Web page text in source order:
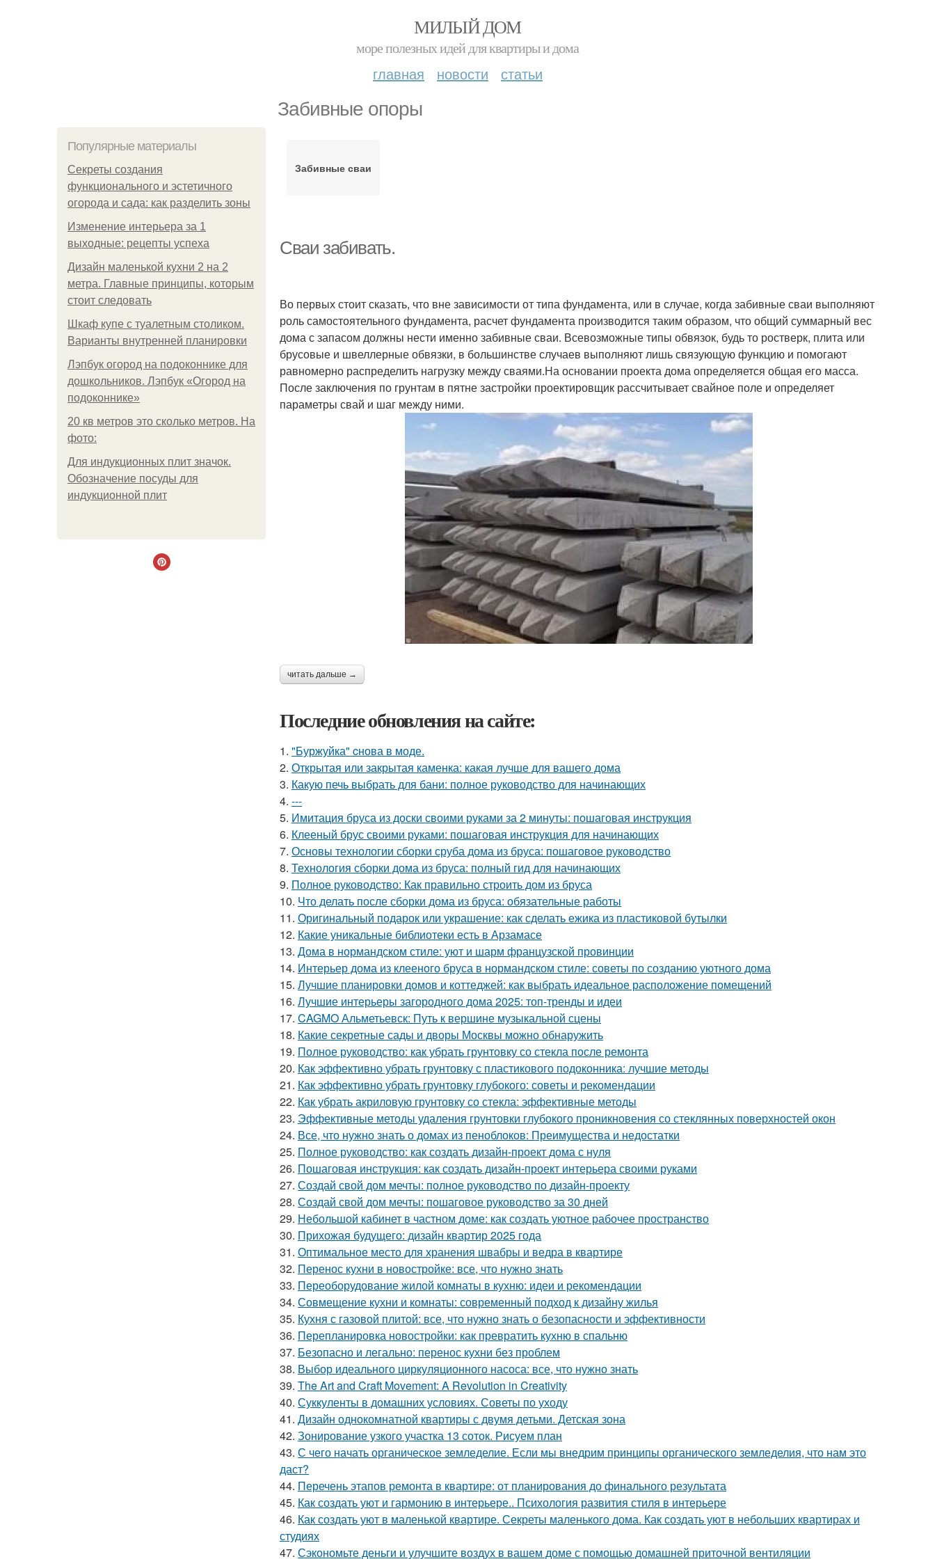
МИЛЫЙ ДОМ
море полезных идей для квартиры и дома
главная новости статьи
Забивные опоры
Популярные материалы
Секреты создания
функционального и эстетичного
огорода и сада: как разделить зоны
Изменение интерьера за 1
выходные: рецепты успеха
Дизайн маленькой кухни 2 на 2
метра. Главные принципы, которым
стоит следовать
Шкаф купе с туалетным столиком.
Варианты внутренней планировки
Лэпбук огород на подоконнике для
дошкольников. Лэпбук «Огород на
подоконнике»
20 кв метров это сколько метров. На
фото:
Для индукционных плит значок.
Обозначение посуды для
индукционной плит
Забивные сваи
Сваи забивать.
Во первых стоит сказать, что вне зависимости от типа фундамента, или в случае, когда забивные сваи выполняют
роль самостоятельного фундамента, расчет фундамента производится таким образом, что общий суммарный вес
дома с запасом должны нести именно забивные сваи. Всевозможные типы обвязок, будь то ростверк, плита или
брусовые и швеллерные обвязки, в большинстве случаев выполняют лишь связующую функцию и помогают
равномерно распределить нагрузку между сваями.На основании проекта дома определяется общая его масса.
После заключения по грунтам в пятне застройки проектировщик рассчитывает свайное поле и определяет
параметры свай и шаг между ними.
читать дальше →
Последние обновления на сайте:
1. "Буржуйка" cнова в моде.
2. Открытая или закрытая каменка: какая лучше для вашего дома
3. Какую печь выбрать для бани: полное руководство для начинающих
4. ---
5. Имитация бруса из доски своими руками за 2 минуты: пошаговая инструкция
6. Клееный брус своими руками: пошаговая инструкция для начинающих
7. Основы технологии сборки сруба дома из бруса: пошаговое руководство
8. Технология сборки дома из бруса: полный гид для начинающих
9. Полное руководство: Как правильно строить дом из бруса
10. Что делать после сборки дома из бруса: обязательные работы
11. Оригинальный подарок или украшение: как сделать ежика из пластиковой бутылки
12. Какие уникальные библиотеки есть в Арзамасе
13. Дома в нормандском стиле: уют и шарм французской провинции
14. Интерьер дома из клееного бруса в нормандском стиле: советы по созданию уютного дома
15. Лучшие планировки домов и коттеджей: как выбрать идеальное расположение помещений
16. Лучшие интерьеры загородного дома 2025: топ-тренды и идеи
17. CAGMO Альметьевск: Путь к вершине музыкальной сцены
18. Какие секретные сады и дворы Москвы можно обнаружить
19. Полное руководство: как убрать грунтовку со стекла после ремонта
20. Как эффективно убрать грунтовку с пластикового подоконника: лучшие методы
21. Как эффективно убрать грунтовку глубокого: советы и рекомендации
22. Как убрать акриловую грунтовку со стекла: эффективные методы
23. Эффективные методы удаления грунтовки глубокого проникновения со стеклянных поверхностей окон
24. Все, что нужно знать о домах из пеноблоков: Преимущества и недостатки
25. Полное руководство: как создать дизайн-проект дома с нуля
26. Пошаговая инструкция: как создать дизайн-проект интерьера своими руками
27. Создай свой дом мечты: полное руководство по дизайн-проекту
28. Создай свой дом мечты: пошаговое руководство за 30 дней
29. Небольшой кабинет в частном доме: как создать уютное рабочее пространство
30. Прихожая будущего: дизайн квартир 2025 года
31. Оптимальное место для хранения швабры и ведра в квартире
32. Перенос кухни в новостройке: все, что нужно знать
33. Переоборудование жилой комнаты в кухню: идеи и рекомендации
34. Совмещение кухни и комнаты: современный подход к дизайну жилья
35. Кухня с газовой плитой: все, что нужно знать о безопасности и эффективности
36. Перепланировка новостройки: как превратить кухню в спальню
37. Безопасно и легально: перенос кухни без проблем
38. Выбор идеального циркуляционного насоса: все, что нужно знать
39. The Art and Craft Movement: A Revolution in Creativity
40. Суккуленты в домашних условиях. Советы по уходу
41. Дизайн однокомнатной квартиры с двумя детьми. Детская зона
42. Зонирование узкого участка 13 соток. Рисуем план
43. С чего начать органическое земледелие. Если мы внедрим принципы органического земледелия, что нам это
даст?
44. Перечень этапов ремонта в квартире: от планирования до финального результата
45. Как создать уют и гармонию в интерьере.. Психология развития стиля в интерьере
46. Как создать уют в маленькой квартире. Секреты маленького дома. Как создать уют в небольших квартирах и
студиях
47. Сэкономьте деньги и улучшите воздух в вашем доме с помощью домашней приточной вентиляции